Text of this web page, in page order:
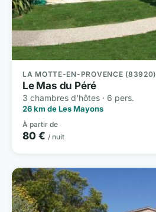
LA MOTTE-EN-PROVENCE (83920)
Le Mas du Péré
3 chambres d'hôtes · 6 pers.
26 km de Les Mayons
À partir de
80 € / nuit